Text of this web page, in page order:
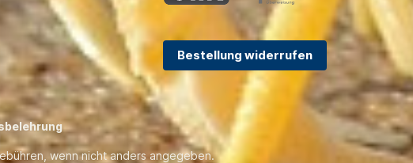
Bestellung widerrufen
wenn nicht anders angegeben.